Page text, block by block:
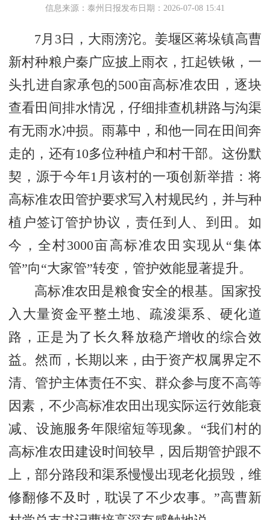
信息来源：泰州日报发布日期：2026-07-08 15:41
7月3日，大雨滂沱。姜堰区蒋垛镇高曹
新村种粮户秦广应披上雨衣，扛起铁锹，一
头扎进自家承包的500亩高标准农田，逐块
查看田间排水情况，仔细排查机耕路与沟渠
有无雨水冲损。雨幕中，和他一同在田间奔
走的，还有10多位种植户和村干部。这份默
契，源于今年1月该村的一项创新举措：将
高标准农田管护要求写入村规民约，并与种
植户签订管护协议，责任到人、到田。如
今，全村3000亩高标准农田实现从“集体
管”向“大家管”转变，管护效能显著提升。
高标准农田是粮食安全的根基。国家投
入大量资金平整土地、疏浚渠系、硬化道
路，正是为了长久释放稳产增收的综合效
益。然而，长期以来，由于资产权属界定不
清、管护主体责任不实、群众参与度不高等
因素，不少高标准农田出现实际运行效能衰
减、设施服务年限缩短等现象。“我们村的
高标准农田建设时间较早，因后期管护跟不
上，部分路段和渠系慢慢出现老化损毁，维
修翻修不及时，耽误了不少农事。”高曹新